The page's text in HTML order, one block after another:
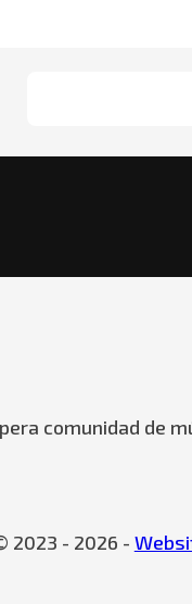
comunidad de
2023 - 2026 -